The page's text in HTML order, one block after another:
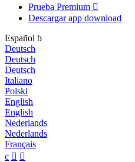
Prueba Premium 
Descargar app download
Español b
Deutsch
Deutsch
Deutsch
Italiano
Polski
English
English
Nederlands
Nederlands
Français
c  